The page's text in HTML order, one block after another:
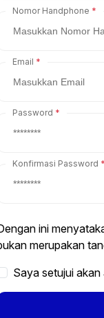
Nomor Handphone
Email
Password
Konfirmasi Password
ini
merupakan
Saya setujui